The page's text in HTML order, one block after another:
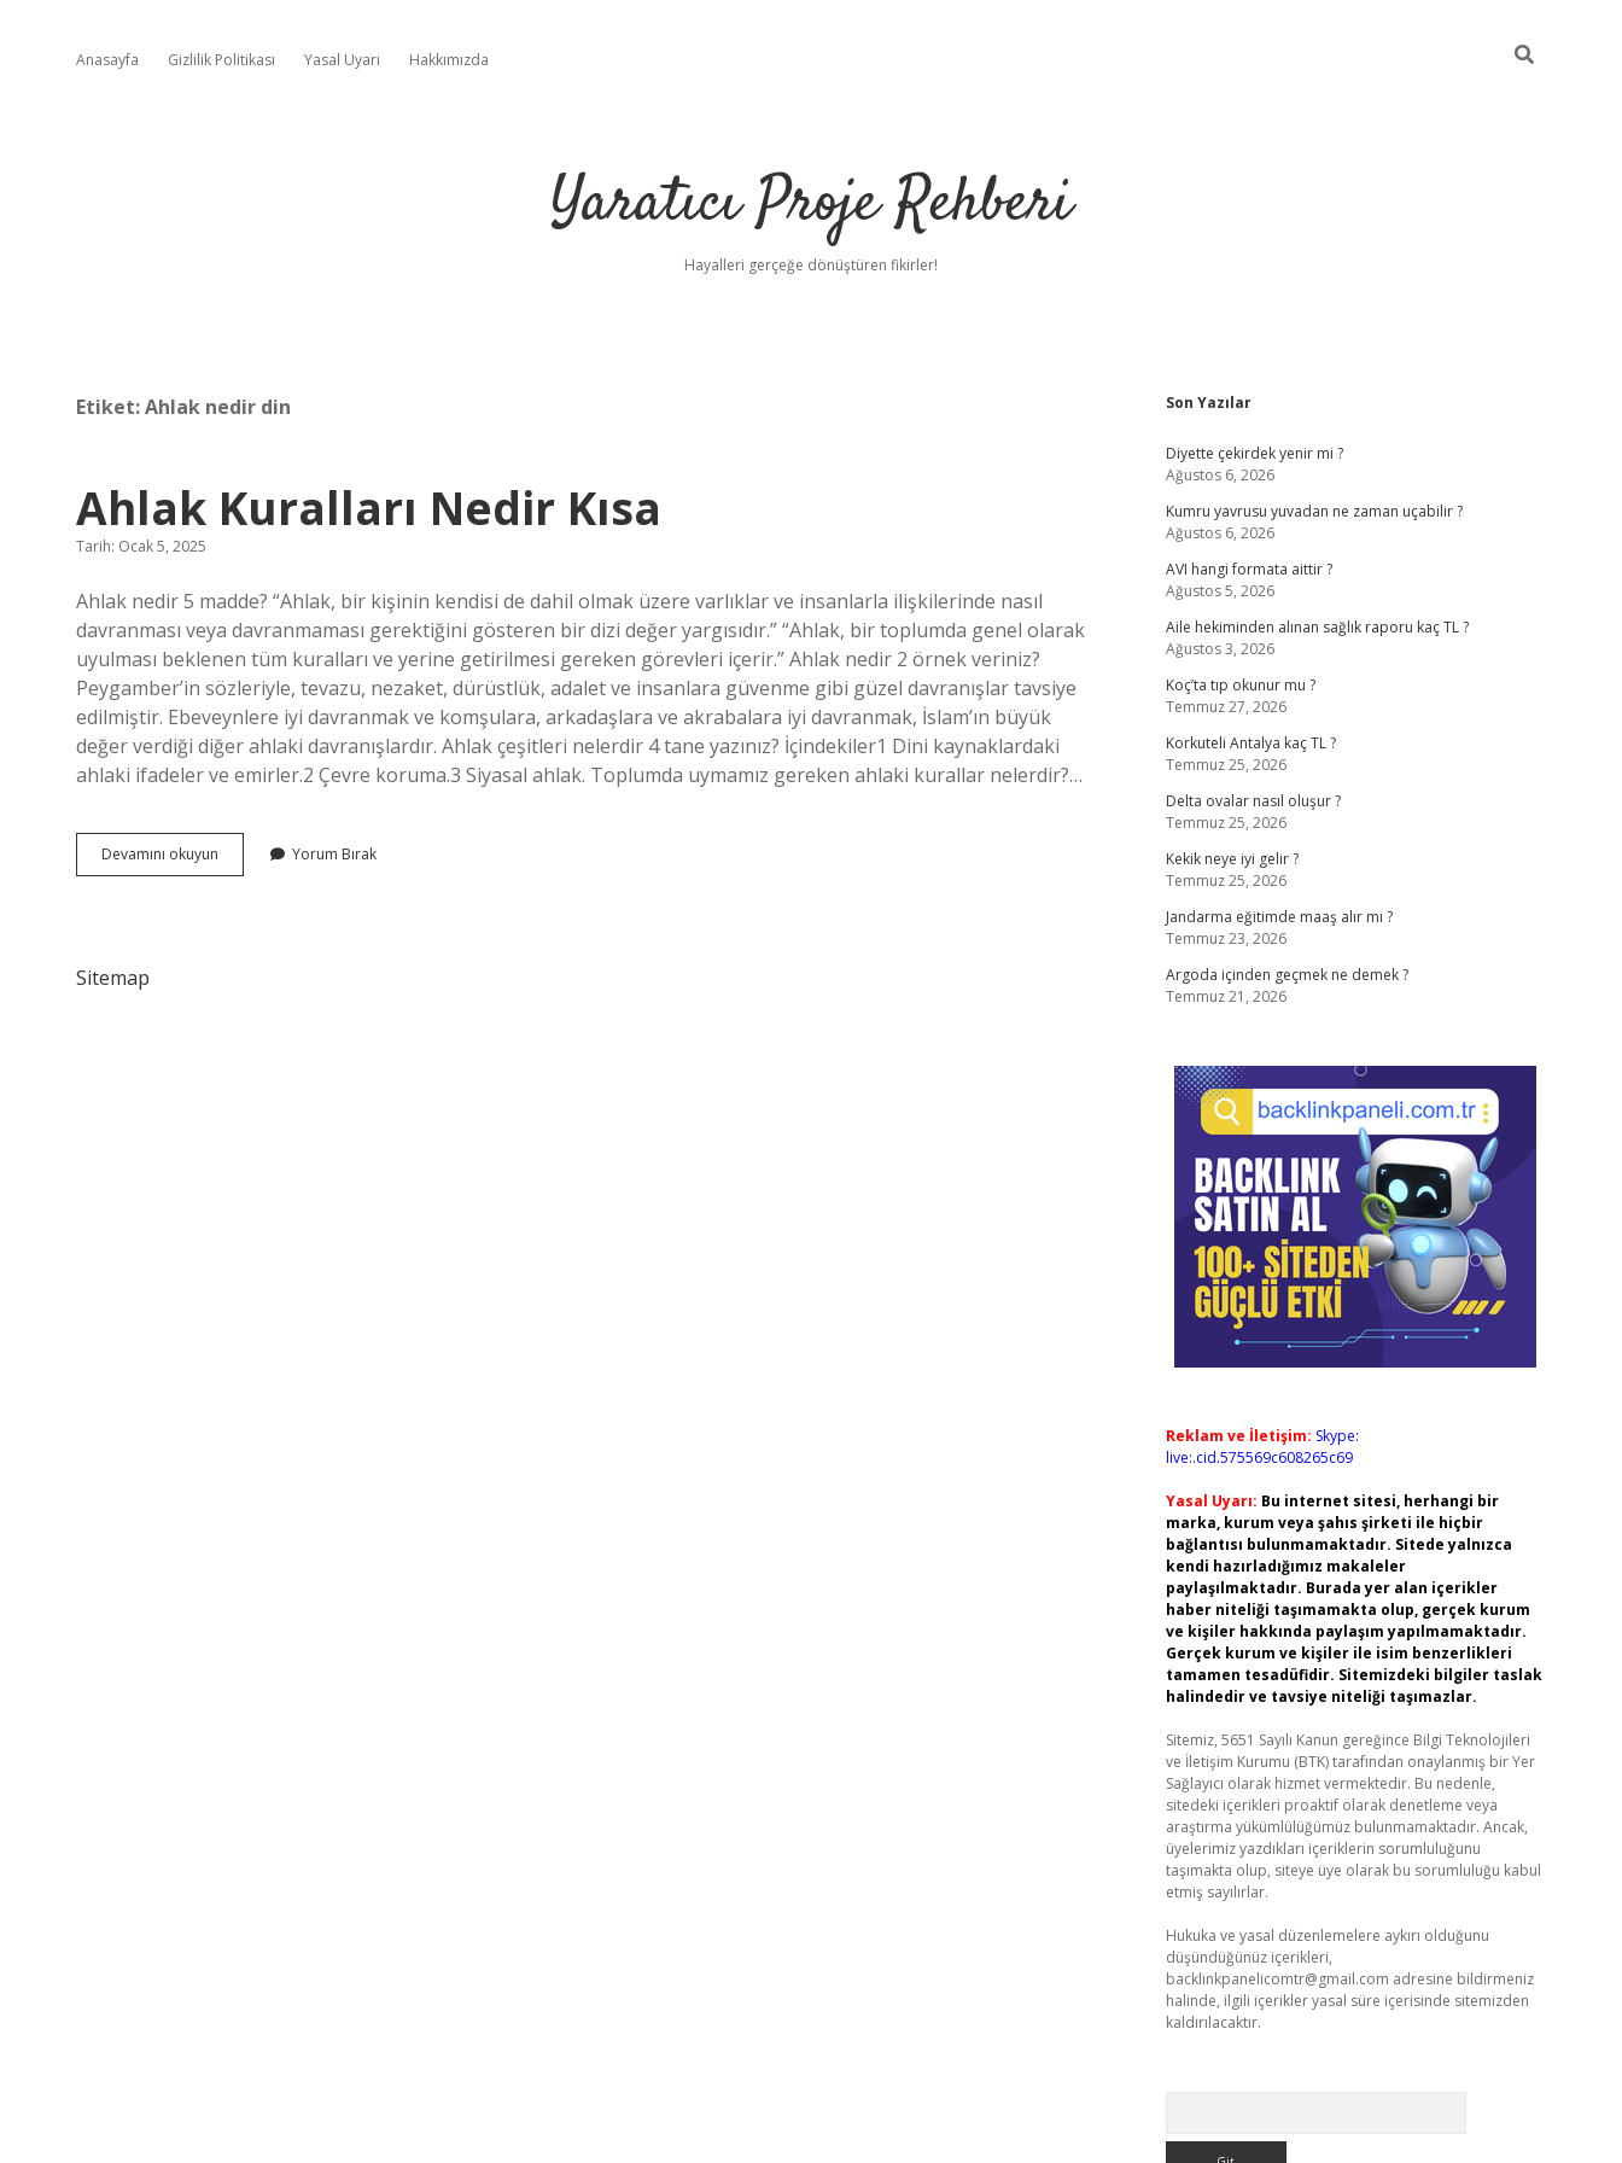
Anasayfa Gizlilik Politikası Yasal Uyarı Hakkımızda
Yaratıcı Proje Rehberi
Hayalleri gerçeğe dönüştüren fikirler!
Etiket:Ahlak nedir din
Ahlak Kuralları Nedir Kısa
Tarih: Ocak 5, 2025
Ahlak nedir 5 madde? “Ahlak, bir kişinin kendisi de dahil olmak üzere varlıklar ve insanlarla ilişkilerinde nasıl
davranması veya davranmaması gerektiğini gösteren bir dizi değer yargısıdır.” “Ahlak, bir toplumda genel olarak
uyulması beklenen tüm kuralları ve yerine getirilmesi gereken görevleri içerir.” Ahlak nedir 2 örnek veriniz?
Peygamber’in sözleriyle, tevazu, nezaket, dürüstlük, adalet ve insanlara güvenme gibi güzel davranışlar tavsiye
edilmiştir. Ebeveynlere iyi davranmak ve komşulara, arkadaşlara ve akrabalara iyi davranmak, İslam’ın büyük
değer verdiği diğer ahlaki davranışlardır. Ahlak çeşitleri nelerdir 4 tane yazınız? İçindekiler1 Dini kaynaklardaki
ahlaki ifadeler ve emirler.2 Çevre koruma.3 Siyasal ahlak. Toplumda uymamız gereken ahlaki kurallar nelerdir?…
Devamını okuyun
Kuralları
Yorum Bırak
Sitemap
Sidebar
Son Yazılar
Diyette çekirdek yenir mi ?
Ağustos 6, 2026
Kumru yavrusu yuvadan ne zaman uçabilir ?
Ağustos 6, 2026
AVI hangi formata aittir ?
Ağustos 5, 2026
Aile hekiminden alınan sağlık raporu kaç TL ?
Ağustos 3, 2026
Koç’ta tıp okunur mu ?
Temmuz 27, 2026
Korkuteli Antalya kaç TL ?
Temmuz 25, 2026
Delta ovalar nasıl oluşur ?
Temmuz 25, 2026
Kekik neye iyi gelir ?
Temmuz 25, 2026
Jandarma eğitimde maaş alır mı ?
Temmuz 23, 2026
Argoda içinden geçmek ne demek ?
Temmuz 21, 2026
Reklam ve İletişim: Skype:
live:.cid.575569c608265c69
Yasal Uyarı: Bu internet sitesi, herhangi bir
marka, kurum veya şahıs şirketi ile hiçbir
bağlantısı bulunmamaktadır. Sitede yalnızca
kendi hazırladığımız makaleler
paylaşılmaktadır. Burada yer alan içerikler
haber niteliği taşımamakta olup, gerçek kurum
ve kişiler hakkında paylaşım yapılmamaktadır.
Gerçek kurum ve kişiler ile isim benzerlikleri
tamamen tesadüfidir. Sitemizdeki bilgiler taslak
halindedir ve tavsiye niteliği taşımazlar.
Sitemiz, 5651 Sayılı Kanun gereğince Bilgi Teknolojileri
ve İletişim Kurumu (BTK) tarafından onaylanmış bir Yer
Sağlayıcı olarak hizmet vermektedir. Bu nedenle,
sitedeki içerikleri proaktif olarak denetleme veya
araştırma yükümlülüğümüz bulunmamaktadır. Ancak,
üyelerimiz yazdıkları içeriklerin sorumluluğunu
taşımakta olup, siteye üye olarak bu sorumluluğu kabul
etmiş sayılırlar.
Hukuka ve yasal düzenlemelere aykırı olduğunu
düşündüğünüz içerikleri,
backlinkpanelicomtr@gmail.com adresine bildirmeniz
halinde, ilgili içerikler yasal süre içerisinde sitemizden
kaldırılacaktır.